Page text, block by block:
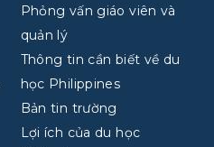
Phỏng vấn giáo viên và
quản lý
Thông tin cần biết về du
học Philippines
Bản tin trường
Lợi ích của du học